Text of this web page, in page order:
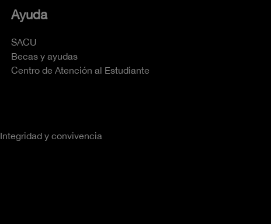
Ayuda
SACU
Becas y ayudas
Centro de Atención al Estudiante
Integridad y convivencia